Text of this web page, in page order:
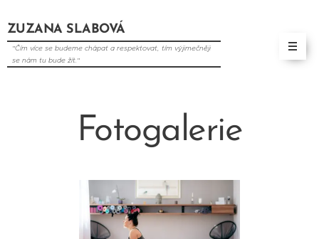
ZUZANA SLABOVÁ
"Čím více se budeme chápat a respektovat, tím výjimečněji
se nám tu bude žít."
Fotogalerie